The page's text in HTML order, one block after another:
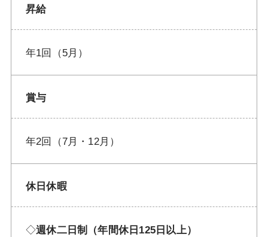
昇給
年1回（5月）
賞与
年2回（7月・12月）
休日休暇
◇週休二日制（年間休日125日以上）